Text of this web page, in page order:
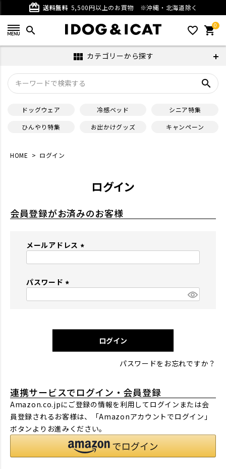
card_giftcard 送料無料 5,500円以上のお買物 ※沖縄・北海道除く
search favorite_outline 0
shopping_cart
view_module カテゴリーから探す
search
ドッグウェア 冷感ベッド
シニア特集
ひんやり特集
お出かけグッズ キャンペーン
HOME ログイン
ログイン
会員登録がお済みのお客様
メールアドレス
パスワード
)
ログイン
パスワードをお忘れですか？
連携サービスでログイン・会員登録
Amazon.co.jpにご登録の情報を利用してログインまたは会
員登録されるお客様は、「Amazonアカウントでログイン」
ボタンよりお進みください。